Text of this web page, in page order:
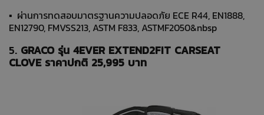
▪ ผ่านการทดสอบมาตรฐานความปลอดภัย ECE R44, EN1888,
EN12790, FMVSS213, ASTM F833, ASTMF2050&nbsp
5. GRACO รุ่น 4EVER EXTEND2FIT CARSEAT
CLOVE ราคาปกติ 25,995 บาท